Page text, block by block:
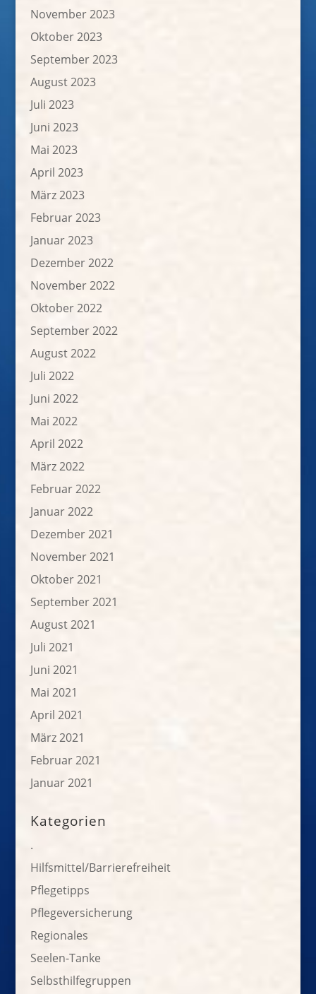
November 2023
Oktober 2023
September 2023
August 2023
Juli 2023
Juni 2023
Mai 2023
April 2023
März 2023
Februar 2023
Januar 2023
Dezember 2022
November 2022
Oktober 2022
September 2022
August 2022
Juli 2022
Juni 2022
Mai 2022
April 2022
März 2022
Februar 2022
Januar 2022
Dezember 2021
November 2021
Oktober 2021
September 2021
August 2021
Juli 2021
Juni 2021
Mai 2021
April 2021
März 2021
Februar 2021
Januar 2021
Kategorien
.
Hilfsmittel/Barrierefreiheit
Pflegetipps
Pflegeversicherung
Regionales
Seelen-Tanke
Selbsthilfegruppen